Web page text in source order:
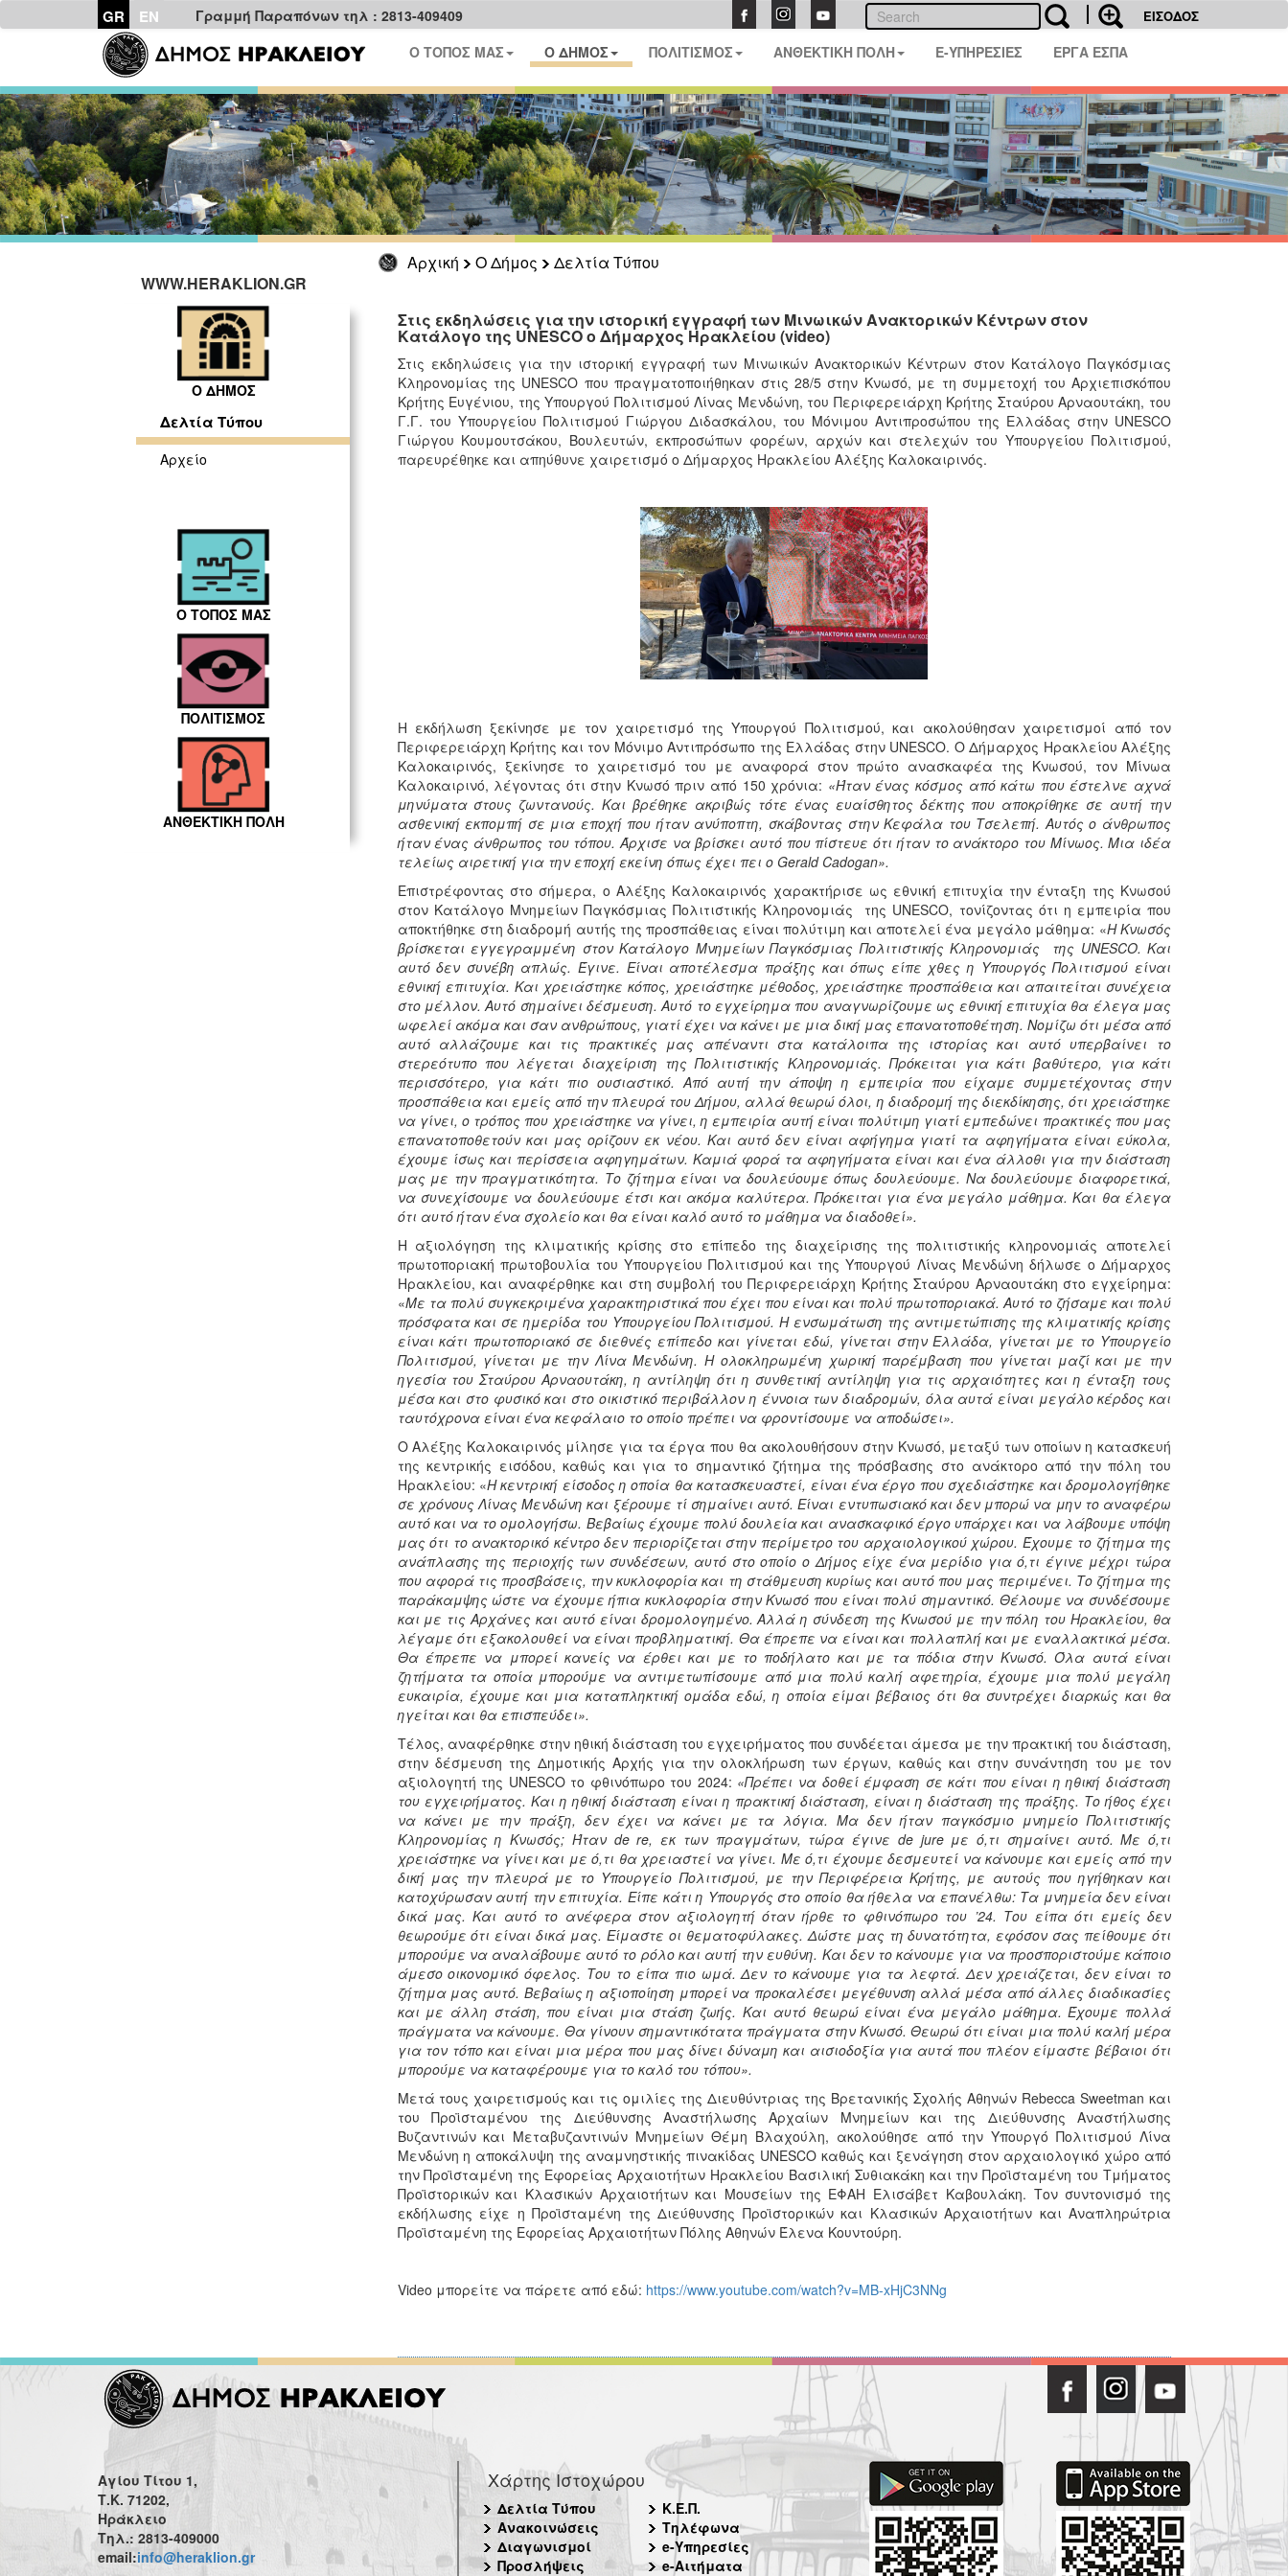
GR EN Γραμμή Παραπόνων τηλ : 2813-409409 ΕΙΣΟΔΟΣ
Ο ΤΟΠΟΣ ΜΑΣ Ο ΔΗΜΟΣ ΠΟΛΙΤΙΣΜΟΣ ΑΝΘΕΚΤΙΚΗ ΠΟΛΗ E-ΥΠΗΡΕΣΙΕΣ ΕΡΓΑ ΕΣΠΑ
Αρχική Ο Δήμος
Δελτία Τύπου
WWW.HERAKLION.GR
Ο ΔΗΜΟΣ
Δελτία Τύπου
Αρχείο
Ο ΤΟΠΟΣ ΜΑΣ
ΠΟΛΙΤΙΣΜΟΣ
ΑΝΘΕΚΤΙΚΗ ΠΟΛΗ
Στις εκδηλώσεις για την ιστορική εγγραφή των Μινωικών Ανακτορικών Κέντρων στον
Κατάλογο της UNESCO ο Δήμαρχος Ηρακλείου (video)
Στις εκδηλώσεις για την ιστορική εγγραφή των Μινωικών Ανακτορικών Κέντρων στον Κατάλογο Παγκόσμιας
Κληρονομίας της UNESCO που πραγματοποιήθηκαν στις 28/5 στην Κνωσό, με τη συμμετοχή του Αρχιεπισκόπου
Κρήτης Ευγένιου, της Υπουργού Πολιτισμού Λίνας Μενδώνη, του Περιφερειάρχη Κρήτης Σταύρου Αρναουτάκη, του
Γ.Γ. του Υπουργείου Πολιτισμού Γιώργου Διδασκάλου, του Μόνιμου Αντιπροσώπου της Ελλάδας στην UNESCO
Γιώργου Κουμουτσάκου, Βουλευτών, εκπροσώπων φορέων, αρχών και στελεχών του Υπουργείου Πολιτισμού,
παρευρέθηκε και απηύθυνε χαιρετισμό ο Δήμαρχος Ηρακλείου Αλέξης Καλοκαιρινός.
Η εκδήλωση ξεκίνησε με τον χαιρετισμό της Υπουργού Πολιτισμού, και ακολούθησαν χαιρετισμοί από τον
Περιφερειάρχη Κρήτης και τον Μόνιμο Αντιπρόσωπο της Ελλάδας στην UNESCO. Ο Δήμαρχος Ηρακλείου Αλέξης
Καλοκαιρινός, ξεκίνησε το χαιρετισμό του με αναφορά στον πρώτο ανασκαφέα της Κνωσού, τον Μίνωα
Καλοκαιρινό, λέγοντας ότι στην Κνωσό πριν από 150 χρόνια: «Ήταν ένας κόσμος από κάτω που έστελνε αχνά
μηνύματα στους ζωντανούς. Και βρέθηκε ακριβώς τότε ένας ευαίσθητος δέκτης που αποκρίθηκε σε αυτή την
ασθενική εκπομπή σε μια εποχή που ήταν ανύποπτη, σκάβοντας στην Κεφάλα του Τσελεπή. Αυτός ο άνθρωπος
ήταν ένας άνθρωπος του τόπου. Άρχισε να βρίσκει αυτό που πίστευε ότι ήταν το ανάκτορο του Μίνωος. Μια ιδέα
τελείως αιρετική για την εποχή εκείνη όπως έχει πει ο Gerald Cadogan».
Επιστρέφοντας στο σήμερα, ο Αλέξης Καλοκαιρινός χαρακτήρισε ως εθνική επιτυχία την ένταξη της Κνωσού
στον Κατάλογο Μνημείων Παγκόσμιας Πολιτιστικής Κληρονομιάς της UNESCO, τονίζοντας ότι η εμπειρία που
αποκτήθηκε στη διαδρομή αυτής της προσπάθειας είναι πολύτιμη και αποτελεί ένα μεγάλο μάθημα: «Η Κνωσός
βρίσκεται εγγεγραμμένη στον Κατάλογο Μνημείων Παγκόσμιας Πολιτιστικής Κληρονομιάς της UNESCO. Και
αυτό δεν συνέβη απλώς. Έγινε. Είναι αποτέλεσμα πράξης και όπως είπε χθες η Υπουργός Πολιτισμού είναι
εθνική επιτυχία. Και χρειάστηκε κόπος, χρειάστηκε μέθοδος, χρειάστηκε προσπάθεια και απαιτείται συνέχεια
στο μέλλον. Αυτό σημαίνει δέσμευση. Αυτό το εγχείρημα που αναγνωρίζουμε ως εθνική επιτυχία θα έλεγα μας
ωφελεί ακόμα και σαν ανθρώπους, γιατί έχει να κάνει με μια δική μας επανατοποθέτηση. Νομίζω ότι μέσα από
αυτό αλλάζουμε και τις πρακτικές μας απέναντι στα κατάλοιπα της ιστορίας και αυτό υπερβαίνει το
στερεότυπο που λέγεται διαχείριση της Πολιτιστικής Κληρονομιάς. Πρόκειται για κάτι βαθύτερο, για κάτι
περισσότερο, για κάτι πιο ουσιαστικό. Από αυτή την άποψη η εμπειρία που είχαμε συμμετέχοντας στην
προσπάθεια και εμείς από την πλευρά του Δήμου, αλλά θεωρώ όλοι, η διαδρομή της διεκδίκησης, ότι χρειάστηκε
να γίνει, ο τρόπος που χρειάστηκε να γίνει, η εμπειρία αυτή είναι πολύτιμη γιατί εμπεδώνει πρακτικές που μας
επανατοποθετούν και μας ορίζουν εκ νέου. Και αυτό δεν είναι αφήγημα γιατί τα αφηγήματα είναι εύκολα,
έχουμε ίσως και περίσσεια αφηγημάτων. Καμιά φορά τα αφηγήματα είναι και ένα άλλοθι για την διάσταση
μας με την πραγματικότητα. Το ζήτημα είναι να δουλεύουμε όπως δουλεύουμε. Να δουλεύουμε διαφορετικά,
να συνεχίσουμε να δουλεύουμε έτσι και ακόμα καλύτερα. Πρόκειται για ένα μεγάλο μάθημα. Και θα έλεγα
ότι αυτό ήταν ένα σχολείο και θα είναι καλό αυτό το μάθημα να διαδοθεί».
Η αξιολόγηση της κλιματικής κρίσης στο επίπεδο της διαχείρισης της πολιτιστικής κληρονομιάς αποτελεί
πρωτοποριακή πρωτοβουλία του Υπουργείου Πολιτισμού και της Υπουργού Λίνας Μενδώνη δήλωσε ο Δήμαρχος
Ηρακλείου, και αναφέρθηκε και στη συμβολή του Περιφερειάρχη Κρήτης Σταύρου Αρναουτάκη στο εγχείρημα:
«Με τα πολύ συγκεκριμένα χαρακτηριστικά που έχει που είναι και πολύ πρωτοποριακά. Αυτό το ζήσαμε και πολύ
πρόσφατα και σε ημερίδα του Υπουργείου Πολιτισμού. Η ενσωμάτωση της αντιμετώπισης της κλιματικής κρίσης
είναι κάτι πρωτοποριακό σε διεθνές επίπεδο και γίνεται εδώ, γίνεται στην Ελλάδα, γίνεται με το Υπουργείο
Πολιτισμού, γίνεται με την Λίνα Μενδώνη. Η ολοκληρωμένη χωρική παρέμβαση που γίνεται μαζί και με την
ηγεσία του Σταύρου Αρναουτάκη, η αντίληψη ότι η συνθετική αντίληψη για τις αρχαιότητες και η ένταξη τους
μέσα και στο φυσικό και στο οικιστικό περιβάλλον η έννοια των διαδρομών, όλα αυτά είναι μεγάλο κέρδος και
ταυτόχρονα είναι ένα κεφάλαιο το οποίο πρέπει να φροντίσουμε να αποδώσει».
Ο Αλέξης Καλοκαιρινός μίλησε για τα έργα που θα ακολουθήσουν στην Κνωσό, μεταξύ των οποίων η κατασκευή
της κεντρικής εισόδου, καθώς και για το σημαντικό ζήτημα της πρόσβασης στο ανάκτορο από την πόλη του
Ηρακλείου: «Η κεντρική είσοδος η οποία θα κατασκευαστεί, είναι ένα έργο που σχεδιάστηκε και δρομολογήθηκε
σε χρόνους Λίνας Μενδώνη και ξέρουμε τί σημαίνει αυτό. Είναι εντυπωσιακό και δεν μπορώ να μην το αναφέρω
αυτό και να το ομολογήσω. Βεβαίως έχουμε πολύ δουλεία και ανασκαφικό έργο υπάρχει και να λάβουμε υπόψη
μας ότι το ανακτορικό κέντρο δεν περιορίζεται στην περίμετρο του αρχαιολογικού χώρου. Έχουμε το ζήτημα της
ανάπλασης της περιοχής των συνδέσεων, αυτό στο οποίο ο Δήμος είχε ένα μερίδιο για ό,τι έγινε μέχρι τώρα
που αφορά τις προσβάσεις, την κυκλοφορία και τη στάθμευση κυρίως και αυτό που μας περιμένει. Το ζήτημα της
παράκαμψης ώστε να έχουμε ήπια κυκλοφορία στην Κνωσό που είναι πολύ σημαντικό. Θέλουμε να συνδέσουμε
και με τις Αρχάνες και αυτό είναι δρομολογημένο. Αλλά η σύνδεση της Κνωσού με την πόλη του Ηρακλείου, θα
λέγαμε ότι εξακολουθεί να είναι προβληματική. Θα έπρεπε να είναι και πολλαπλή και με εναλλακτικά μέσα.
Θα έπρεπε να μπορεί κανείς να έρθει και με το ποδήλατο και με τα πόδια στην Κνωσό. Όλα αυτά είναι
ζητήματα τα οποία μπορούμε να αντιμετωπίσουμε από μια πολύ καλή αφετηρία, έχουμε μια πολύ μεγάλη
ευκαιρία, έχουμε και μια καταπληκτική ομάδα εδώ, η οποία είμαι βέβαιος ότι θα συντρέχει διαρκώς και θα
ηγείται και θα επισπεύδει».
Τέλος, αναφέρθηκε στην ηθική διάσταση του εγχειρήματος που συνδέεται άμεσα με την πρακτική του διάσταση,
στην δέσμευση της Δημοτικής Αρχής για την ολοκλήρωση των έργων, καθώς και στην συνάντηση του με τον
αξιολογητή της UNESCO το φθινόπωρο του 2024: «Πρέπει να δοθεί έμφαση σε κάτι που είναι η ηθική διάσταση
του εγχειρήματος. Και η ηθική διάσταση είναι η πρακτική διάσταση, είναι η διάσταση της πράξης. Το ήθος έχει
να κάνει με την πράξη, δεν έχει να κάνει με τα λόγια. Μα δεν ήταν παγκόσμιο μνημείο Πολιτιστικής
Κληρονομίας η Κνωσός; Ήταν de re, εκ των πραγμάτων, τώρα έγινε de jure με ό,τι σημαίνει αυτό. Με ό,τι
χρειάστηκε να γίνει και με ό,τι θα χρειαστεί να γίνει. Με ό,τι έχουμε δεσμευτεί να κάνουμε και εμείς από την
δική μας την πλευρά με το Υπουργείο Πολιτισμού, με την Περιφέρεια Κρήτης, με αυτούς που ηγήθηκαν και
κατοχύρωσαν αυτή την επιτυχία. Είπε κάτι η Υπουργός στο οποίο θα ήθελα να επανέλθω: Τα μνημεία δεν είναι
δικά μας. Και αυτό το ανέφερα στον αξιολογητή όταν ήρθε το φθινόπωρο του ’24. Του είπα ότι εμείς δεν
θεωρούμε ότι είναι δικά μας. Είμαστε οι θεματοφύλακες. Δώστε μας τη δυνατότητα, εφόσον σας πείθουμε ότι
μπορούμε να αναλάβουμε αυτό το ρόλο και αυτή την ευθύνη. Και δεν το κάνουμε για να προσποριστούμε κάποιο
άμεσο οικονομικό όφελος. Του το είπα πιο ωμά. Δεν το κάνουμε για τα λεφτά. Δεν χρειάζεται, δεν είναι το
ζήτημα μας αυτό. Βεβαίως η αξιοποίηση μπορεί να προκαλέσει μεγέθυνση αλλά μέσα από άλλες διαδικασίες
και με άλλη στάση, που είναι μια στάση ζωής. Και αυτό θεωρώ είναι ένα μεγάλο μάθημα. Έχουμε πολλά
πράγματα να κάνουμε. Θα γίνουν σημαντικότατα πράγματα στην Κνωσό. Θεωρώ ότι είναι μια πολύ καλή μέρα
για τον τόπο και είναι μια μέρα που μας δίνει δύναμη και αισιοδοξία για αυτά που πλέον είμαστε βέβαιοι ότι
μπορούμε να καταφέρουμε για το καλό του τόπου».
Μετά τους χαιρετισμούς και τις ομιλίες της Διευθύντριας της Βρετανικής Σχολής Αθηνών Rebecca Sweetman και
του Προϊσταμένου της Διεύθυνσης Αναστήλωσης Αρχαίων Μνημείων και της Διεύθυνσης Αναστήλωσης
Βυζαντινών και Μεταβυζαντινών Μνημείων Θέμη Βλαχούλη, ακολούθησε από την Υπουργό Πολιτισμού Λίνα
Μενδώνη η αποκάλυψη της αναμνηστικής πινακίδας UNESCO καθώς και ξενάγηση στον αρχαιολογικό χώρο από
την Προϊσταμένη της Εφορείας Αρχαιοτήτων Ηρακλείου Βασιλική Συθιακάκη και την Προϊσταμένη του Τμήματος
Προϊστορικών και Κλασικών Αρχαιοτήτων και Μουσείων της ΕΦΑΗ Ελισάβετ Καβουλάκη. Τον συντονισμό της
εκδήλωσης είχε η Προϊσταμένη της Διεύθυνσης Προϊστορικών και Κλασικών Αρχαιοτήτων και Αναπληρώτρια
Προϊσταμένη της Εφορείας Αρχαιοτήτων Πόλης Αθηνών Έλενα Κουντούρη.
Video μπορείτε να πάρετε από εδώ: https://www.youtube.com/watch?v=MB-xHjC3NNg
Αγίου Τίτου 1,
Τ.Κ. 71202,
Ηράκλειο
Τηλ.: 2813-409000
email:info@heraklion.gr
Χάρτης Ιστοχώρου
Δελτία Τύπου
Ανακοινώσεις
Διαγωνισμοί
Προσλήψεις
Κ.Ε.Π.
Τηλέφωνα
e-Υπηρεσίες
e-Αιτήματα